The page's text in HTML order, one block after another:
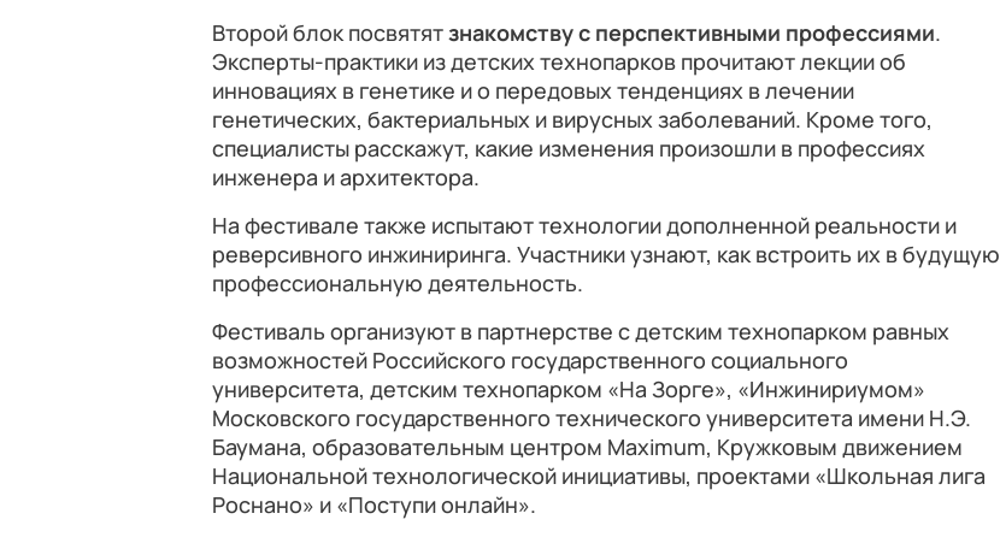
Второй блок посвятятзнакомству с перспективными профессиями.
Эксперты-практики из детских технопарков прочитают лекции об
инновациях в генетике и о передовых тенденциях в лечении
генетических, бактериальных и вирусных заболеваний. Кроме того,
специалисты расскажут, какие изменения произошли в профессиях
инженера и архитектора.
На фестивале также испытают технологии дополненной реальности и
реверсивного инжиниринга. Участники узнают, как встроить их в будущую
профессиональную деятельность.
Фестиваль организуют в партнерстве с детским технопарком равных
возможностей Российского государственного социального
университета, детским технопарком «На Зорге», «Инжинириумом»
Московского государственного технического университета имени Н.Э.
Баумана, образовательным центром Maximum, Кружковым движением
Национальной технологической инициативы, проектами «Школьная лига
Роснано» и «Поступи онлайн».